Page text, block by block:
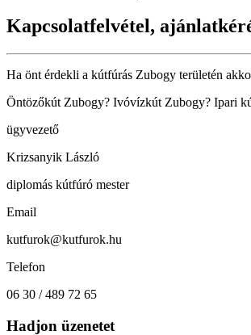
Kapcsolatfelvétel,
Ha önt érdekli a kútfúrás Zubogy területén
Öntözőkút Zubogy? Ivóvízkút Zubogy? Ipari
ügyvezető
Krizsanyik László
diplomás kútfúró mester
Email
kutfurok@kutfurok.hu
Telefon
06 30 / 489 72 65
Hadjon üzenetet